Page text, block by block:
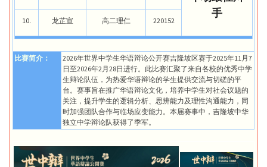
手
10. 龙芷宣 高二理仁 220152
比赛简介：
2026年世界中学生华语辩论公开赛吉隆坡区赛于2025年11月7
日至2026年2月28日进行。此比赛汇聚了来自各校的优秀中学
生辩论队伍，为热爱华语辩论的学生提供交流与切磋的平
台。赛事旨在推广华语辩论文化，培养中学生对社会议题的
关注，提升学生的逻辑分析、思辨能力及理性沟通能力，同
时加强团队合作与临场应变能力。本届赛事中，吉隆坡中华
独立中学辩论队获得了季军。